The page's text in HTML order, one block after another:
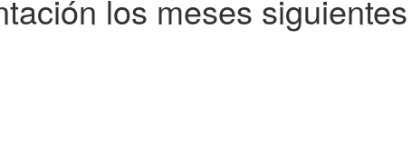
los meses siguientes